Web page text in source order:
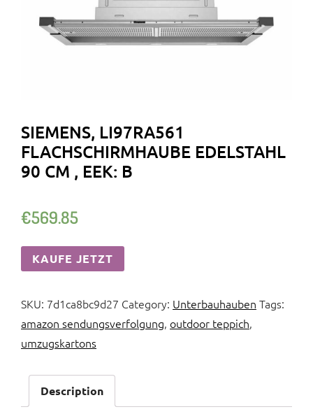
SIEMENS, LI97RA561
FLACHSCHIRMHAUBE EDELSTAHL
90 CM , EEK: B
€569.85
KAUFE JETZT
SKU: 7d1ca8bc9d27 Category: Unterbauhauben Tags:
amazon sendungsverfolgung, outdoor teppich,
umzugskartons
Description